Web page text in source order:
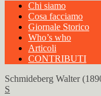
Chi siamo
Cosa facciamo
Giornale Storico
Who’s who
Articoli
CONTRIBUTI
Schmideberg Walter
S